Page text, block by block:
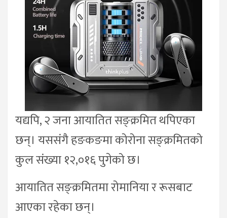
यद्यपि, २ जना आयातित सङ्क्रमित थपिएका
छन्। यससंगै हङकङमा कोरोना सङ्क्रमितको
कुल संख्या १२,०१६ पुगेको छ।
आयातित सङ्क्रमितमा रोमानिया र रूसबाट
आएका रहेका छन्।